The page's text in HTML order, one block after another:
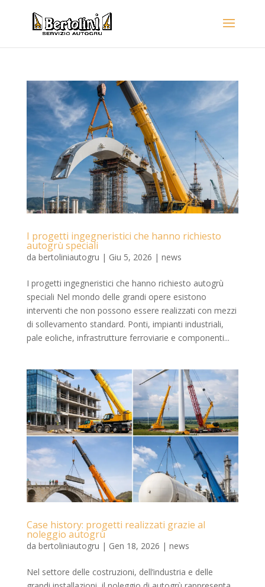
I progetti ingegneristici che hanno richiesto
autogrù speciali
da bertoliniautogru | Giu 5, 2026 | news
I progetti ingegneristici che hanno richiesto autogrù
speciali Nel mondo delle grandi opere esistono
interventi che non possono essere realizzati con mezzi
di sollevamento standard. Ponti, impianti industriali,
pale eoliche, infrastrutture ferroviarie e componenti...
Case history: progetti realizzati grazie al
noleggio autogrù
da bertoliniautogru | Gen 18, 2026 | news
Nel settore delle costruzioni, dell’industria e delle